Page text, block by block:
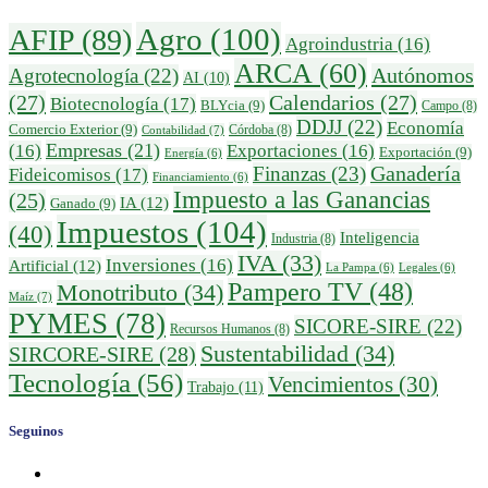
AFIP (89) Agro (100) Agroindustria (16)
Agrotecnología (22) AI (10) ARCA(60) Autónomos
(27) Biotecnología (17) BLYcia (9) Calendarios (27) Campo (8)
Comercio Exterior(9) Contabilidad (7) Córdoba (8) DDJJ (22) Economía
(16) Empresas (21) Energía (6) Exportaciones (16) Exportación (9)
Fideicomisos (17) Financiamiento (6) Finanzas (23)Ganadería
(25) Ganado (9) IA (12) Impuesto a las Ganancias
(40) Impuestos (104) Industria (8) Inteligencia
Artificial (12) Inversiones (16) IVA(33) La Pampa (6) Legales (6)
Maíz (7) Monotributo (34)Pampero TV (48)
PYMES (78) Recursos Humanos (8) SICORE-SIRE (22)
SIRCORE-SIRE (28) Sustentabilidad (34)
Tecnología (56) Trabajo (11) Vencimientos (30)
Seguinos